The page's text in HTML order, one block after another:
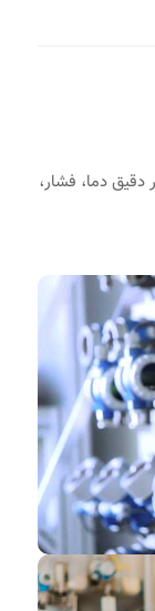
دما، فشار،